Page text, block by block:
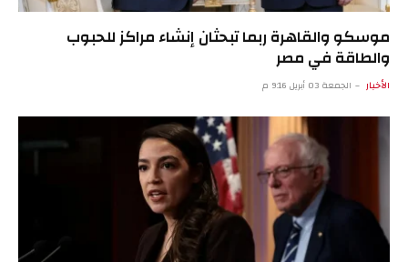
موسكو والقاهرة ربما تبحثان إنشاء مراكز للحبوب
والطاقة في مصر
الأخبار الجمعة 03 أبريل 9:16 م